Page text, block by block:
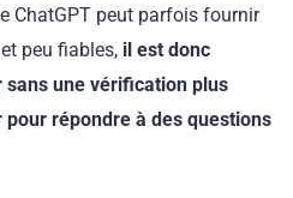
ChatGPT peut parfois fournir
peu fiables, il est donc
sans une vérification plus
répondre à des questions